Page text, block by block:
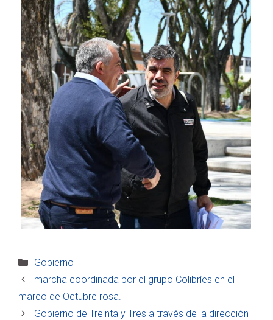
Categorías
Gobierno
marcha coordinada por el grupo Colibríes en el
marco de Octubre rosa.
Gobierno de Treinta y Tres a través de la dirección